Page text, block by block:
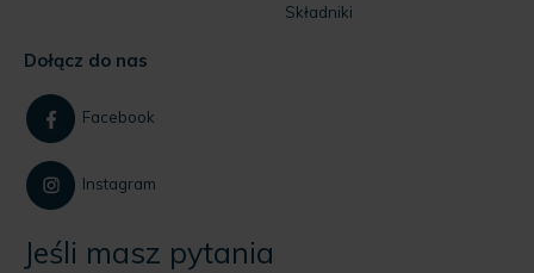
Składniki
Dołącz do nas
Facebook
Instagram
Jeśli masz pytania